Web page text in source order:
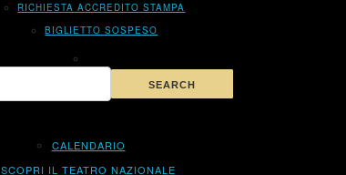
RICHIESTA ACCREDITO STAMPA
BIGLIETTO SOSPESO
CALENDARIO
SCOPRI IL TEATRO NAZIONALE